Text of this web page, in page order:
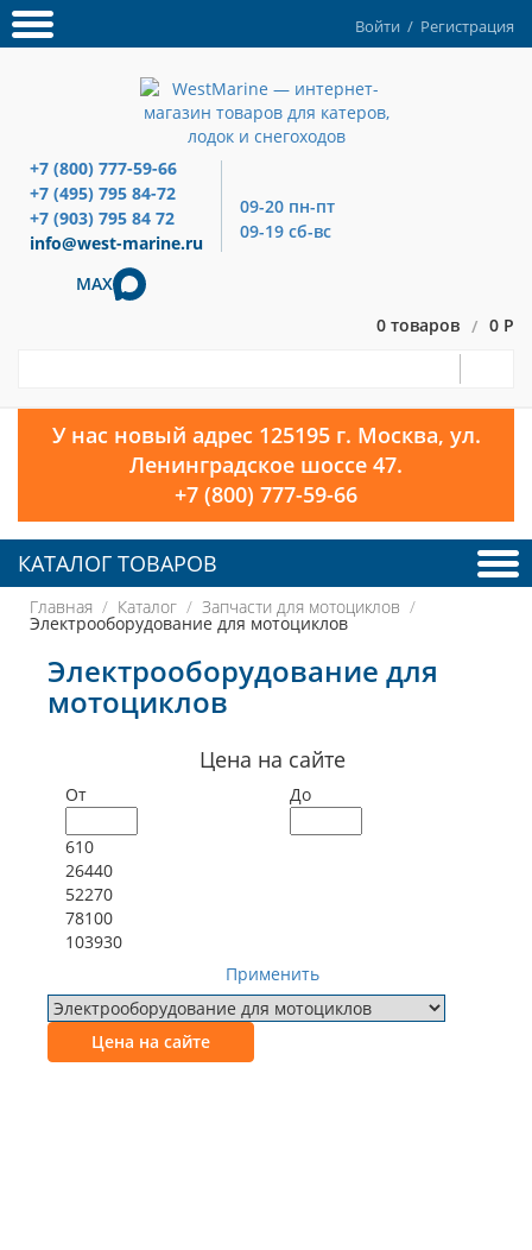
Войти / Регистрация
+7 (800) 777-59-66
+7 (495) 795 84-72
+7 (903) 795 84 72
info@west-marine.ru
09-20 пн-пт
09-19 сб-вс
MAX
0 товаров / 0 Р
У нас новый адрес 125195 г. Москва, ул.
Ленинградское шоссе 47.
+7 (800) 777-59-66
КАТАЛОГ ТОВАРОВ
Главная Каталог Запчасти для мотоциклов
Электрооборудование для мотоциклов
Электрооборудование для
мотоциклов
Цена на сайте
От До
610
26440
52270
78100
103930
Применить
Цена на сайте